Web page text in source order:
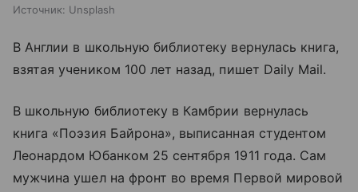
Источник: Unsplash
В Англии в школьную библиотеку вернулась книга,
взятая учеником 100 лет назад, пишет Daily Mail.
В школьную библиотеку в Камбрии вернулась
книга «Поэзия Байрона», выписанная студентом
Леонардом Юбанком 25 сентября 1911 года. Сам
мужчина ушел на фронт во время Первой мировой